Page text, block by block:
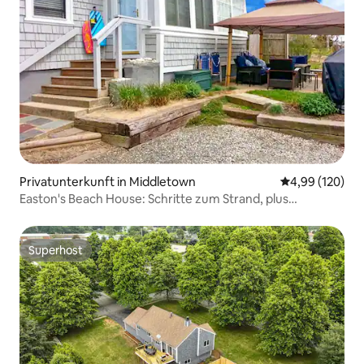
Privatunterkunft in Middletown
4,99 (120)
Easton's Beach House: Schritte zum Strand, plus
Superhost
Superhost